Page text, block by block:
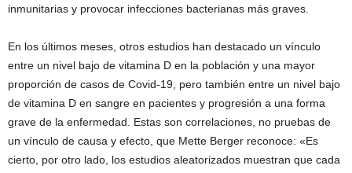
inmunitarias y provocar infecciones bacterianas más graves.
En los últimos meses, otros estudios han destacado un vínculo
entre un nivel bajo de vitamina D en la población y una mayor
proporción de casos de Covid-19, pero también entre un nivel bajo
de vitamina D en sangre en pacientes y progresión a una forma
grave de la enfermedad. Estas son correlaciones, no pruebas de
un vínculo de causa y efecto, que Mette Berger reconoce: «Es
cierto, por otro lado, los estudios aleatorizados muestran que cada